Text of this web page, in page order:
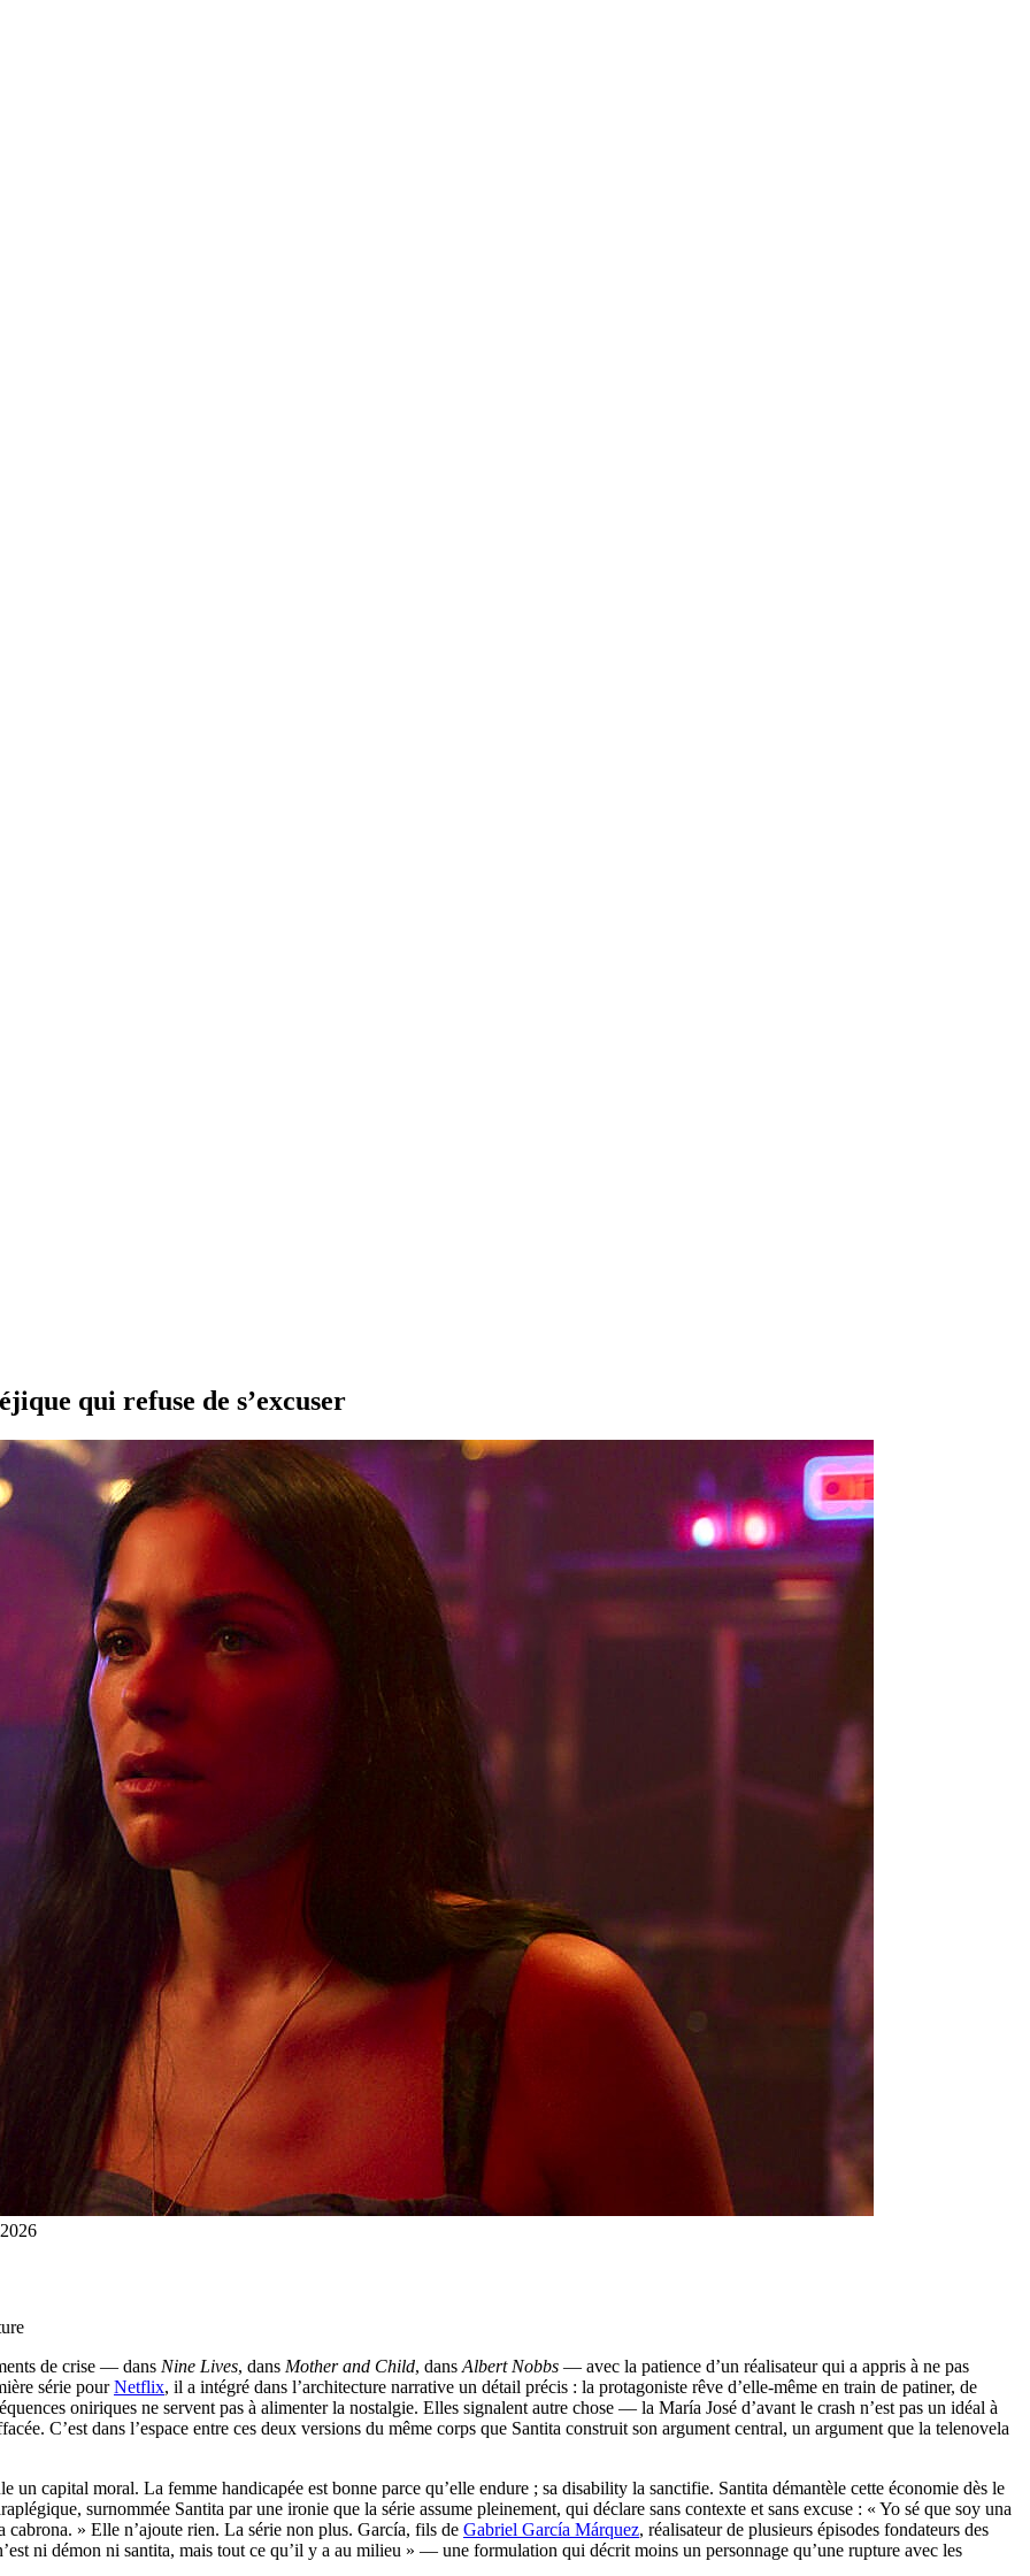
qui refuse de s’excuser
de crise — dans Nine Lives, dans Mother and Child, dans Albert Nobbs — avec la patience d’un réalisateur qui a appris à ne pas
série pourNetflix, il a intégré dans l’architecture narrative un détail précis : la protagoniste rêve d’elle-même en train de patiner, de
oniriques ne servent pas à alimenter la nostalgie. Elles signalent autre chose — la María José d’avant le crash n’est pas un idéal à
C’est dans l’espace entre ces deux versions du même corps que Santita construit son argument central, un argument que la telenovela
capital moral. La femme handicapée est bonne parce qu’elle endure ; sa disability la sanctifie. Santita démantèle cette économie dès le
surnommée Santita par une ironie que la série assume pleinement, qui déclare sans contexte et sans excuse : « Yo sé que soy una
cabrona. » Elle n’ajoute rien. La série non plus. García, fils de Gabriel García Márquez, réalisateur de plusieurs épisodes fondateurs des
ni démon ni santita, mais tout ce qu’il y a au milieu » — une formulation qui décrit moins un personnage qu’une rupture avec les